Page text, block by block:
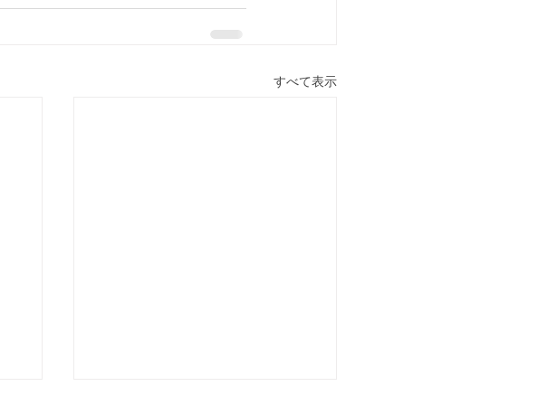
すべて表示